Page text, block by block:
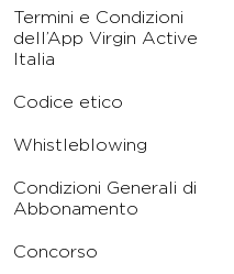
Termini e Condizioni
dell’App Virgin Active
Italia
Codice etico
Whistleblowing
Condizioni Generali di
Abbonamento
Concorso